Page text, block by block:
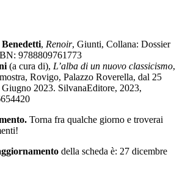
, Renoir, Giunti, Collana: Dossier
9788809761773
(a cura di), L’alba di un nuovo classicismo,
Rovigo, Palazzo Roverella, dal 25
2023. SilvanaEditore, 2023,
Torna fra qualche giorno e troverai
della scheda è: 27 dicembre